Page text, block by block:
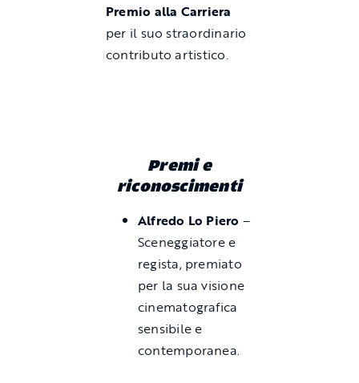
Premio alla Carriera
per il suo straordinario
contributo artistico.
Premi e
riconoscimenti
Alfredo Lo Piero –
Sceneggiatore e
regista, premiato
per la sua visione
cinematografica
sensibile e
contemporanea.